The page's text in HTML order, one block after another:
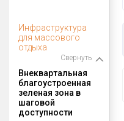
Инфраструктура
для массового
отдыха
Свернуть
Внеквартальная
благоустроенная
зеленая зона в
шаговой
доступности